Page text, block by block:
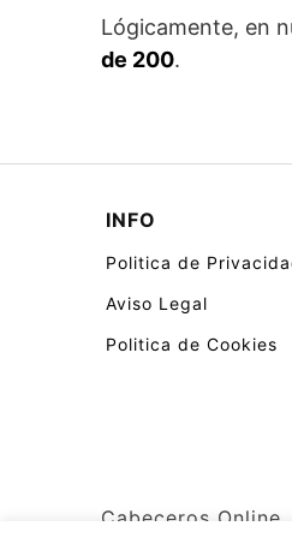
Lógicamente, en
de 200.
INFO
Politica de
Aviso Legal
Politica de Cookies
Cabeceros Online